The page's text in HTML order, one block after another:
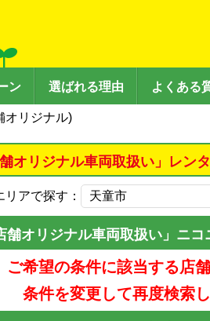
ン 選ばれる理由 よくある
オリジナル)
オリジナル車両取扱い」レン
リアで探す：
舗オリジナル車両取扱い」ニ
ご希望の条件に該当する店
条件を変更して再度検索